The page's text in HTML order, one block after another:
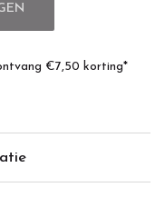
€7,50 korting*